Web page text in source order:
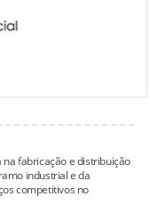
fabricação e distribuição
industrial e da
competitivos no